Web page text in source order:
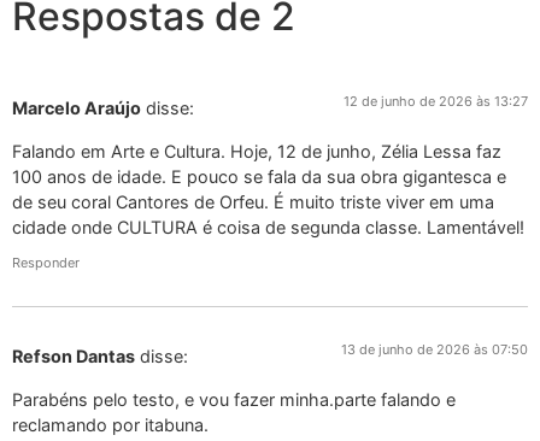
Respostas de 2
Marcelo Araújo disse: 12 de junho de 2026 às 13:27
Falando em Arte e Cultura. Hoje, 12 de junho, Zélia Lessa faz
100 anos de idade. E pouco se fala da sua obra gigantesca e
de seu coral Cantores de Orfeu. É muito triste viver em uma
cidade onde CULTURA é coisa de segunda classe. Lamentável!
Responder
Refson Dantas disse: 13 de junho de 2026 às 07:50
Parabéns pelo testo, e vou fazer minha.parte falando e
reclamando por itabuna.